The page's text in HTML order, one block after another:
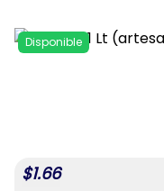
Disponible
$1.66